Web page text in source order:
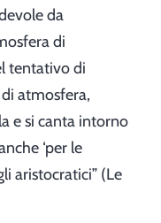
da
di
tentativo di
atmosfera,
e si canta intorno
‘per le
aristocratici” (Le